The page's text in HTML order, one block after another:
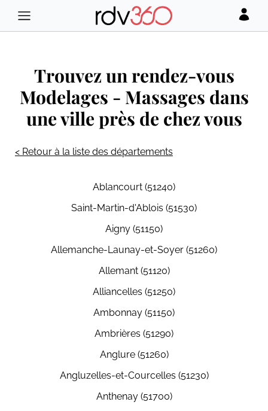
Trouvez un rendez-vous
Modelages - Massages dans
une ville près de chez vous
< Retour à la liste des départements
Ablancourt (51240)
Saint-Martin-d'Ablois (51530)
Aigny (51150)
Allemanche-Launay-et-Soyer (51260)
Allemant (51120)
Alliancelles (51250)
Ambonnay (51150)
Ambrières (51290)
Anglure (51260)
Angluzelles-et-Courcelles (51230)
Anthenay (51700)